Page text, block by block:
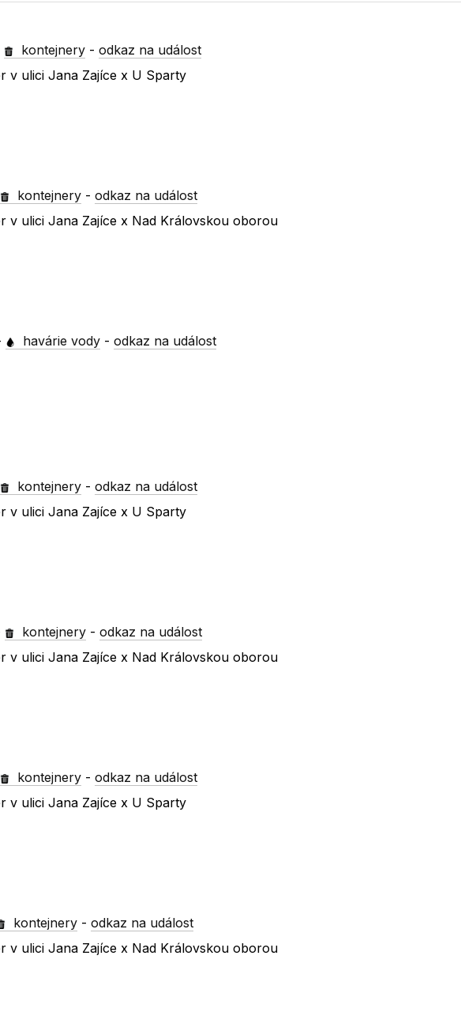
kontejnery -odkaz na událost
v ulici Jana Zajíce x U Sparty
kontejnery -odkaz na událost
v ulici Jana Zajíce x Nad Královskou oborou
havárie vody -odkaz na událost
kontejnery -odkaz na událost
v ulici Jana Zajíce x U Sparty
kontejnery -odkaz na událost
v ulici Jana Zajíce x Nad Královskou oborou
kontejnery -odkaz na událost
v ulici Jana Zajíce x U Sparty
kontejnery -odkaz na událost
v ulici Jana Zajíce x Nad Královskou oborou